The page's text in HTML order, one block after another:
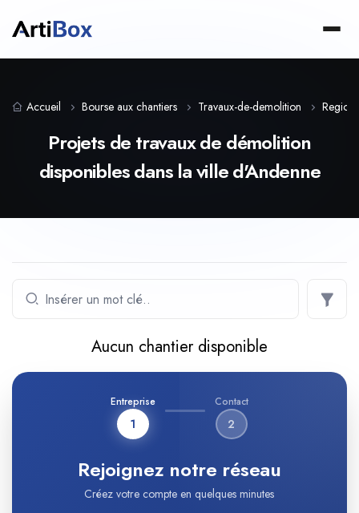
Accueil Bourse aux chantiers Travaux-de-demolition
Projets de travaux de démolition
disponibles dans la ville d'Andenne
Aucun chantier disponible
Entreprise
1
Contact
2
Rejoignez notre réseau
Créez votre compte en quelques minutes